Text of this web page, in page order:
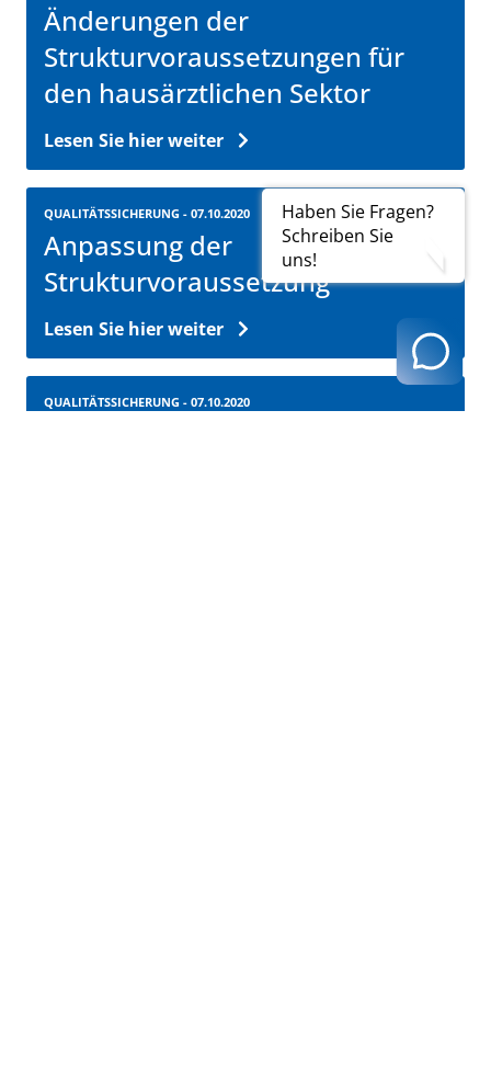
Haben Sie Fragen?
Schreiben Sie
uns!
Änderungen der
Strukturvoraussetzungen für
den hausärztlichen Sektor
Lesen Sie hier weiter
QUALITÄTSSICHERUNG - 07.10.2020
Anpassung der
Strukturvoraussetzung
Lesen Sie hier weiter
QUALITÄTSSICHERUNG - 07.10.2020